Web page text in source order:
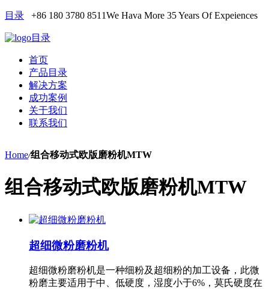
目录 +86 180 3780 8511We Hava More 35 Years Of Expeiences
目录
首页
产品目录
解决方案
成功案例
关于我们
联系我们
Home/组合移动式欧版磨粉机MTW
组合移动式欧版磨粉机MTW
超细微粉磨粉机
超细微粉磨粉机是一种细粉及超细粉的加工设备，此微
粉磨主要适用于中、低硬度，湿度小于6%，莫氏硬度在